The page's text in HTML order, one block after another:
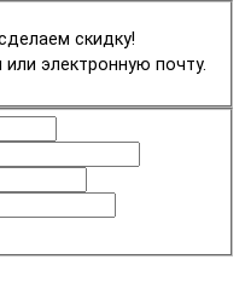
скидку!
электронную почту.